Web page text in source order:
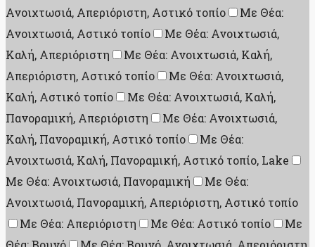
Ανοιχτωσιά, Απεριόριστη, Αστικό τοπίο
Με Θέα:
Ανοιχτωσιά, Αστικό τοπίο
Με Θέα: Ανοιχτωσιά,
Καλή, Απεριόριστη
Με Θέα: Ανοιχτωσιά, Καλή,
Απεριόριστη, Αστικό τοπίο
Με Θέα: Ανοιχτωσιά,
Καλή, Αστικό τοπίο
Με Θέα: Ανοιχτωσιά, Καλή,
Πανοραμική, Απεριόριστη
Με Θέα: Ανοιχτωσιά,
Καλή, Πανοραμική, Αστικό τοπίο
Με Θέα:
Ανοιχτωσιά, Καλή, Πανοραμική, Αστικό τοπίο, Lake
Με Θέα: Ανοιχτωσιά, Πανοραμική
Με Θέα:
Ανοιχτωσιά, Πανοραμική, Απεριόριστη, Αστικό τοπίο
Με Θέα: Απεριόριστη
Με Θέα: Αστικό τοπίο
Με